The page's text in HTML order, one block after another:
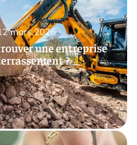
une entreprise
?
mars 2026